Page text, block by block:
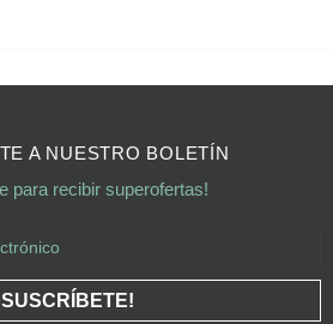
A NUESTRO BOLETÍN
para recibir superofertas!